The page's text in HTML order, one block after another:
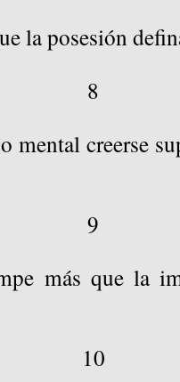
la posesión
8
mental creerse
9
más que la
10